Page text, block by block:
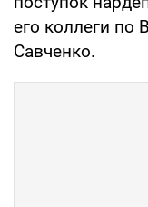
его коллеги по
Савченко.